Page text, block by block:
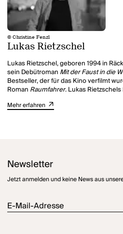
© Christine Fenzl
Lukas Rietzschel
Lukas Rietzschel, geboren 1994 in
sein Debütroman Mit der Faust in die
Bestseller, der für das Kino verfilmt
Roman Raumfahrer. Lukas
Preis, dem Sächsischen Literaturpreis
Mehr erfahren
Newsletter
Jetzt anmelden und keine News aus
E-Mail-Adresse